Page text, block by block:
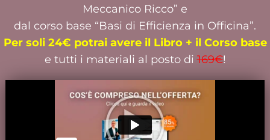
Meccanico Ricco” e
dal corso base “Basi di Efficienza in Officina”.
Per soli 24€ potrai avere il Libro + il Corso base
e tutti i materiali al posto di169€!